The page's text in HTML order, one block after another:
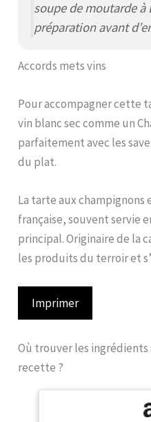
soupe de moutarde à
préparation avant
Accords mets vins
Pour accompagner cette
vin blanc sec comme un
parfaitement avec les
du plat.
La tarte aux champignons
française, souvent servie
principal. Originaire de la
les produits du terroir et
Imprimer
Où trouver les
recette ?